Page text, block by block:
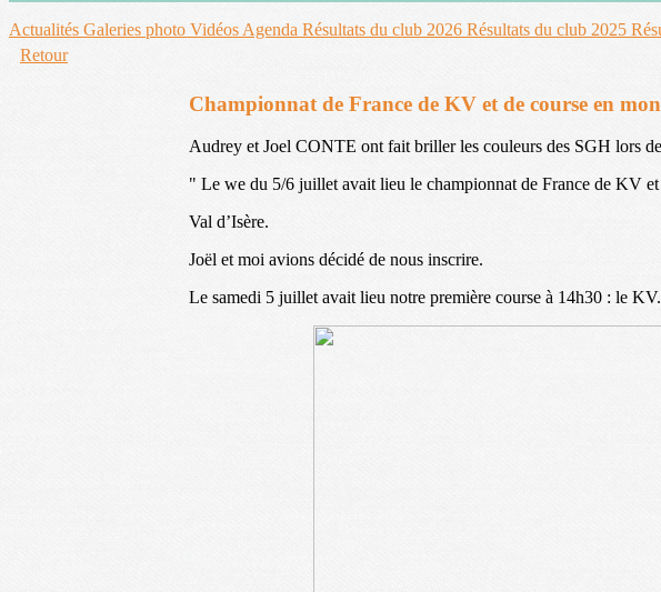
Actualités Galeries photo Vidéos Agenda Résultats du club 2026 Résultats du club 2025
Retour
Championnat de France de KV et de course en
Audrey et Joel CONTE ont fait briller les couleurs des SGH lors
" Le we du 5/6 juillet avait lieu le championnat de France de KV et
Val d’Isère.
Joël et moi avions décidé de nous inscrire.
Le samedi 5 juillet avait lieu notre première course à 14h30 : le KV.